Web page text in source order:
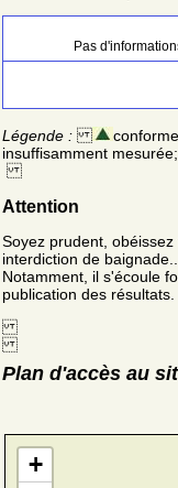
Pas
Légende :
insuffisamment
Attention
Soyez prudent,
interdiction de
Notamment, il s'écoule
publication des résultats.
Plan d'accès au
+